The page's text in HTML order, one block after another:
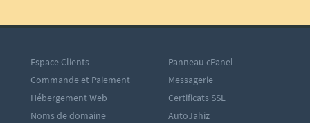
Espace Clients
Commande et Paiement
Hébergement Web
Noms de domaine
Panneau cPanel
Messagerie
Certificats SSL
AutoJahiz